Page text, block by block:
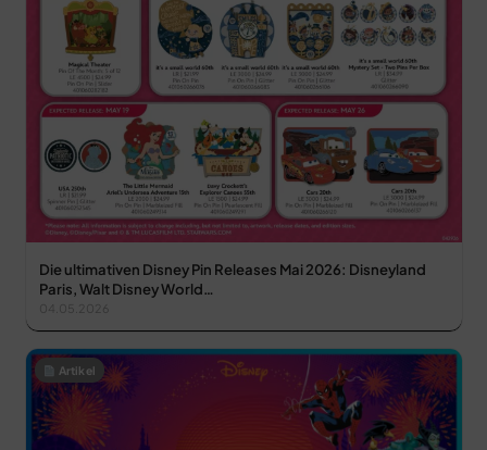
Die ultimativen Disney Pin Releases Mai 2026: Disneyland
Paris, Walt Disney World…
04.05.2026
Artikel